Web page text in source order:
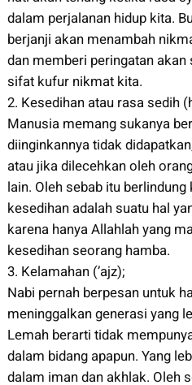
dalam perjalanan hidup kita.
berjanji akan menambah
dan memberi peringatan
sifat kufur nikmat kita.
2. Kesedihan atau rasa sedih
Manusia memang sukanya
diinginkannya tidak
atau jika dilecehkan oleh
lain. Oleh sebab itu
kesedihan adalah suatu hal
karena hanya Allahlah yang
kesedihan seorang hamba.
3. Kelamahan (’ajz);
Nabi pernah berpesan untuk
meninggalkan generasi yang
Lemah berarti tidak
dalam bidang apapun. Yang
dalam iman dan akhlak. Oleh